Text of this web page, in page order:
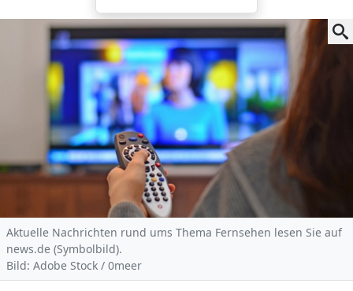
Aktuelle Nachrichten rund ums Thema Fernsehen lesen Sie auf
news.de (Symbolbild).
Bild: Adobe Stock / 0meer